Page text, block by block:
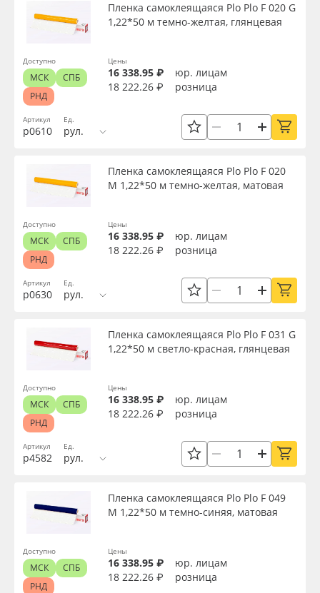
Избранное
8 800 550 7888
Москва
Упаковочные материалы
Оборудование и инструмент
Новинки ассортимента
Orajet 3640
ПЭТ листовой
ПЭТ бэклит
Заготовки для сувениров
Страна происхождения
Торговая марка
Доступность
Применить
Артикул
р0610
Пленка самоклеящаяся Plo Plo F 020 G
1,22*50 м темно-желтая, глянцевая
Ед.
рул.
Цены
16 338.95 ₽
юр. лицам
18 222.26 ₽
розница
Доступно
МСК
СПБ
РНД
Артикул
р0630
Пленка самоклеящаяся Plo Plo F 020
M 1,22*50 м темно-желтая, матовая
Ед.
рул.
Цены
16 338.95 ₽
юр. лицам
18 222.26 ₽
розница
Доступно
МСК
СПБ
РНД
Артикул
р4582
Пленка самоклеящаяся Plo Plo F 031 G
1,22*50 м светло-красная, глянцевая
Ед.
рул.
Цены
16 338.95 ₽
юр. лицам
18 222.26 ₽
розница
Доступно
МСК
СПБ
РНД
Пленка самоклеящаяся Plo Plo F 049
M 1,22*50 м темно-синяя, матовая
Цены
16 338.95 ₽
юр. лицам
18 222.26 ₽
розница
Доступно
МСК
СПБ
РНД